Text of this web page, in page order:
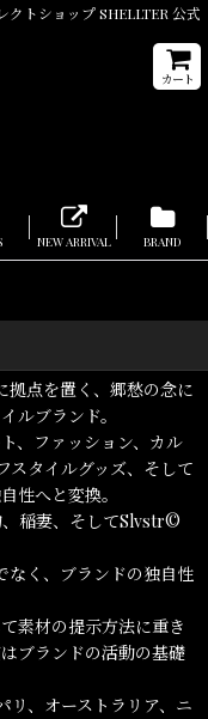
トショップ SHELLTER 公式
カート
NEW ARRIVAL BRAND
点を置く、郷愁の念に
ルブランド。
、ファッション、カル
スタイルグッズ、そして
性へと変換。
、稲妻、そしてSlvstr©
なく、ブランドの独自性
素材の提示方法に重き
ブランドの活動の基礎
リ、オーストラリア、ニ